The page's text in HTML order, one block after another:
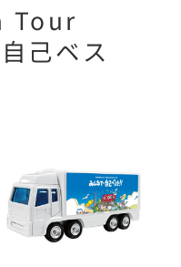
Tour
己ベス